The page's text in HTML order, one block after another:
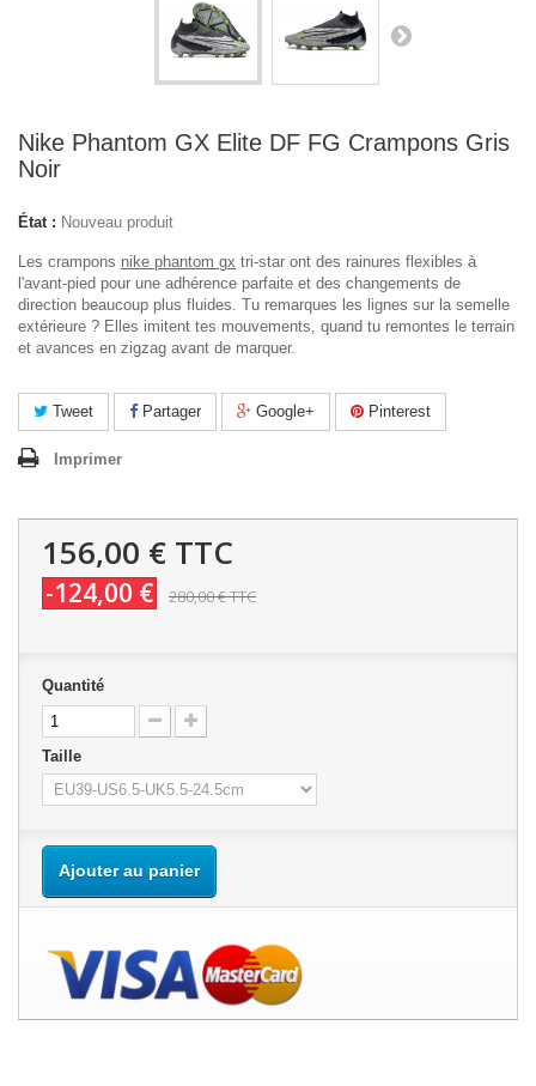
Nike Phantom GX Elite DF FG Crampons Gris
Noir
État : Nouveau produit
Les crampons nike phantom gx tri-star ont des rainures flexibles à
l'avant-pied pour une adhérence parfaite et des changements de
direction beaucoup plus fluides. Tu remarques les lignes sur la semelle
extérieure ? Elles imitent tes mouvements, quand tu remontes le terrain
et avances en zigzag avant de marquer.
Tweet Partager Google+ Pinterest
Imprimer
156,00 € TTC
-124,00 € 280,00 €TTC
Quantité
Taille
Ajouter au panier